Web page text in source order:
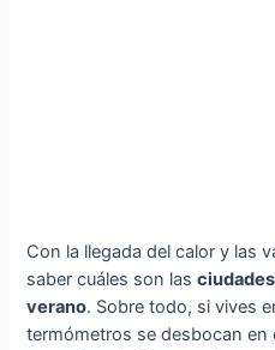
Con la llegada del calor y las
saber cuáles son las
verano. Sobre todo, si vives
termómetros se desbocan en